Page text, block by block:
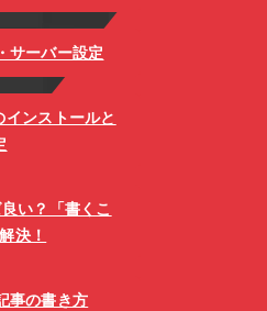
サーバー設定
ンストールと
い？「書くこ
決！
事の書き方